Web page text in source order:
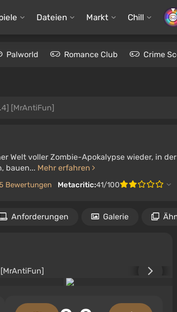
Dateien Markt Chill
Palworld Romance Club Crime
[MrAntiFun]
Welt voller Zombie-Apokalypse wieder, in
bauen... Mehr erfahren
Bewertungen Metacritic:41/100
Anforderungen Galerie